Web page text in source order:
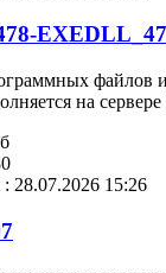
файлов
на
: 28.07.2026 15:26